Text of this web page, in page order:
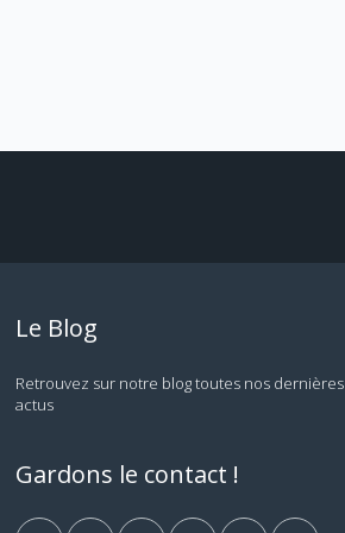
Le Blog
Retrouvez sur notre blog toutes nos dernières
actus
Gardons le contact !